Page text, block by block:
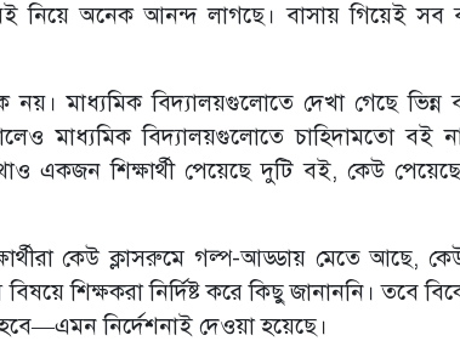
নিয়ে অনেক আনন্দ লাগছে। বাসায় গিয়েই
মাধ্যমিক বিদ্যালয়গুলোতে দেখা গেছে ভিন্ন
মাধ্যমিক বিদ্যালয়গুলোতে চাহিদামতো বই
একজন শিক্ষার্থী পেয়েছে দুটি বই, কেউ
কেউ ক্লাসরুমে গল্প-আড্ডায় মেতে আছে,
শিক্ষকরা নির্দিষ্ট করে কিছু জানাননি। তবে
নির্দেশনাই দেওয়া হয়েছে।